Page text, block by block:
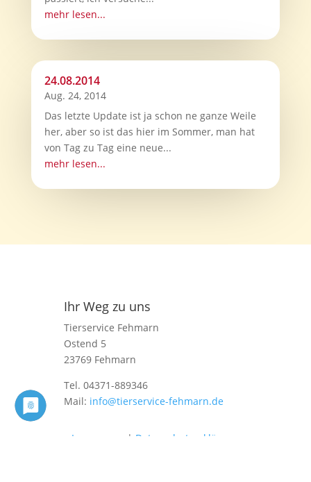
mehr lesen...
24.08.2014
Aug. 24, 2014
Das letzte Update ist ja schon ne ganze Weile
her, aber so ist das hier im Sommer, man hat
von Tag zu Tag eine neue...
mehr lesen...
Ihr Weg zu uns
Tierservice Fehmarn
Ostend 5
23769 Fehmarn
Tel. 04371-889346
Mail: info@tierservice-fehmarn.de
Impressum | Datenschutzerklärung